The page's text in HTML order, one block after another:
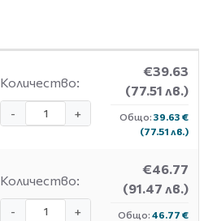
Количество:
- +
€39.63
(77.51 лв.)
Общо: 39.63 €
(77.51 лв.)
Количество:
- +
€46.77
(91.47 лв.)
Общо: 46.77 €